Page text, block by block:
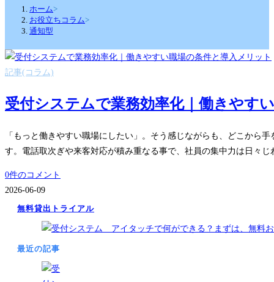
ホーム>
お役立ちコラム>
通知型
記事(コラム)
受付システムで業務効率化｜働きやす
「もっと働きやすい職場にしたい」。そう感じながらも、どこから
す。電話取次ぎや来客対応が積み重なる事で、社員の集中力は日々
0件のコメント
2026-06-09
無料貸出トライアル
最近の記事